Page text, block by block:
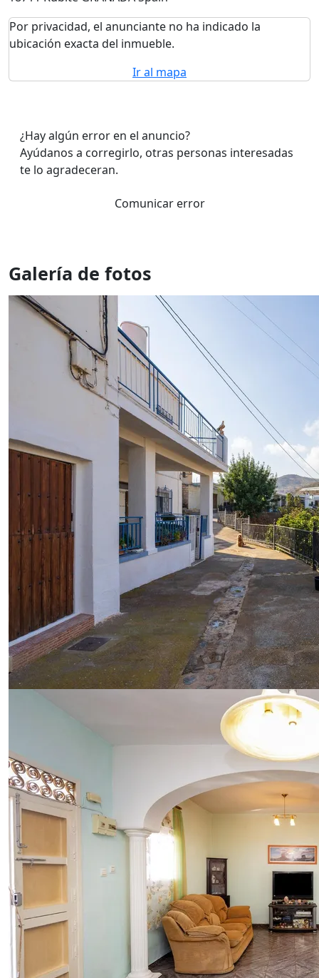
Por privacidad, el anunciante no ha indicado la
ubicación exacta del inmueble.
Ir al mapa
¿Hay algún error en el anuncio?
Ayúdanos a corregirlo, otras personas interesadas
te lo agradeceran.
Comunicar error
Galería de fotos